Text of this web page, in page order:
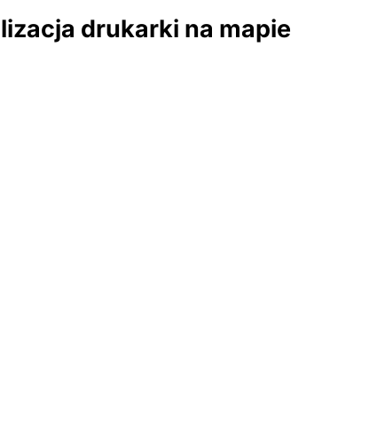
drukarki na mapie